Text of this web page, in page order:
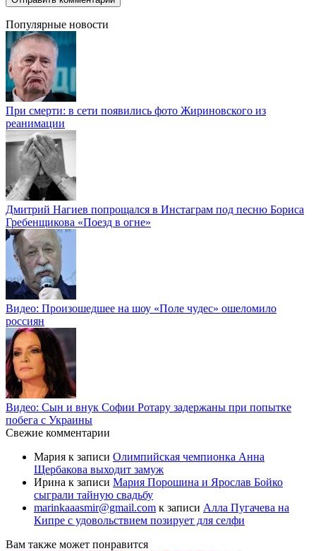
Популярные новости
При смерти: в сети появились фото Жириновского из
реанимации
Дмитрий Нагиев попрощался в Инстаграм под песню Бориса
Гребенщикова «Поезд в огне»
Видео: Произошедшее на шоу «Поле чудес» ошеломило
россиян
Видео: Сын и внук Софии Ротару задержаны при попытке
побега с Украины
Свежие комментарии
Мария к записи Олимпийская чемпионка Анна
Щербакова выходит замуж
Ирина к записи Мария Порошина и Ярослав Бойко
сыграли тайную свадьбу
marinkaaasmir@gmail.com к записи Алла Пугачева на
Кипре с удовольствием позирует для селфи
Вам также может понравится